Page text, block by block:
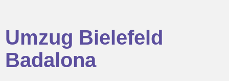
Umzug Bielefeld
Badalona